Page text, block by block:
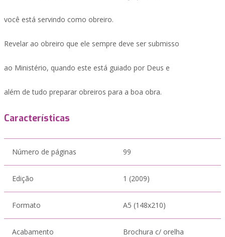
você está servindo como obreiro.
Revelar ao obreiro que ele sempre deve ser submisso
ao Ministério, quando este está guiado por Deus e
além de tudo preparar obreiros para a boa obra.
Características
Número de páginas 99
Edição 1 (2009)
Formato A5 (148x210)
Acabamento Brochura c/ orelha